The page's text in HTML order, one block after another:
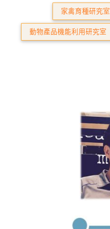
家禽育種研究室
動物產品機能利用研究室